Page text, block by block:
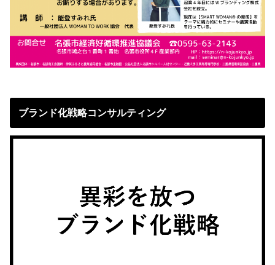
ブランド化戦略コンサルティング